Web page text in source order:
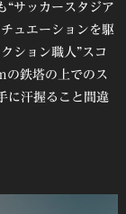
“サッカースタジア
ュエーションを駆
ション職人”スコ
の鉄塔の上でのス
に汗握ること間違